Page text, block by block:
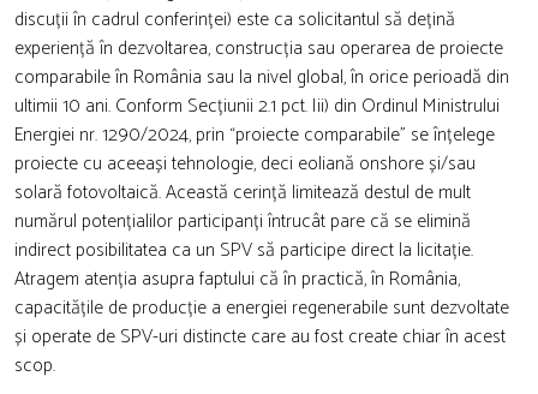
discuții în cadrul conferinței) este ca solicitantul să dețină
experiență în dezvoltarea, construcția sau operarea de proiecte
comparabile în România sau la nivel global, în orice perioadă din
ultimii 10 ani. Conform Secțiunii 2.1 pct. Iii) din Ordinul Ministrului
Energiei nr. 1290/2024, prin “proiecte comparabile” se înțelege
proiecte cu aceeași tehnologie, deci eoliană onshore și/sau
solară fotovoltaică. Această cerință limitează destul de mult
numărul potențialilor participanți întrucât pare că se elimină
indirect posibilitatea ca un SPV să participe direct la licitație.
Atragem atenția asupra faptului că în practică, în România,
capacitățile de producție a energiei regenerabile sunt dezvoltate
și operate de SPV-uri distincte care au fost create chiar în acest
scop.